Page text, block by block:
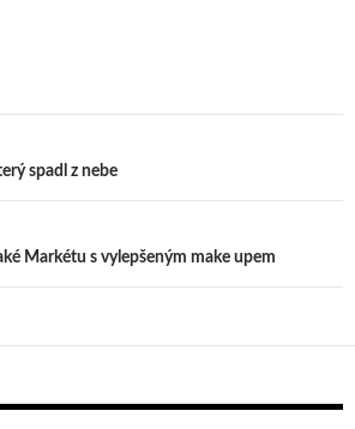
spadl z nebe
Markétu s vylepšeným make upem